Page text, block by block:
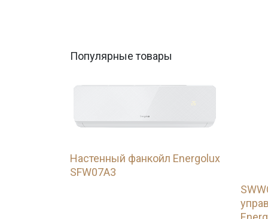
Популярные товары
Настенный фанкойл Energolux
SFW07A3